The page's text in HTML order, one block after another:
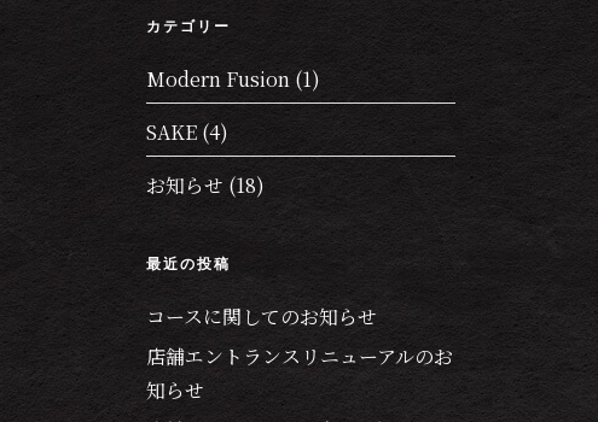
カテゴリー
Modern Fusion(1)
SAKE(4)
お知らせ (18)
最近の投稿
コースに関してのお知らせ
店舗エントランスリニューアルのお
知らせ